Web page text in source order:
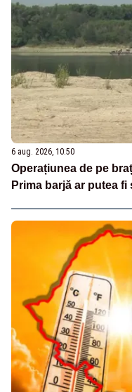
6 aug. 2026, 10:50
Operațiunea de pe
Prima barjă ar putea